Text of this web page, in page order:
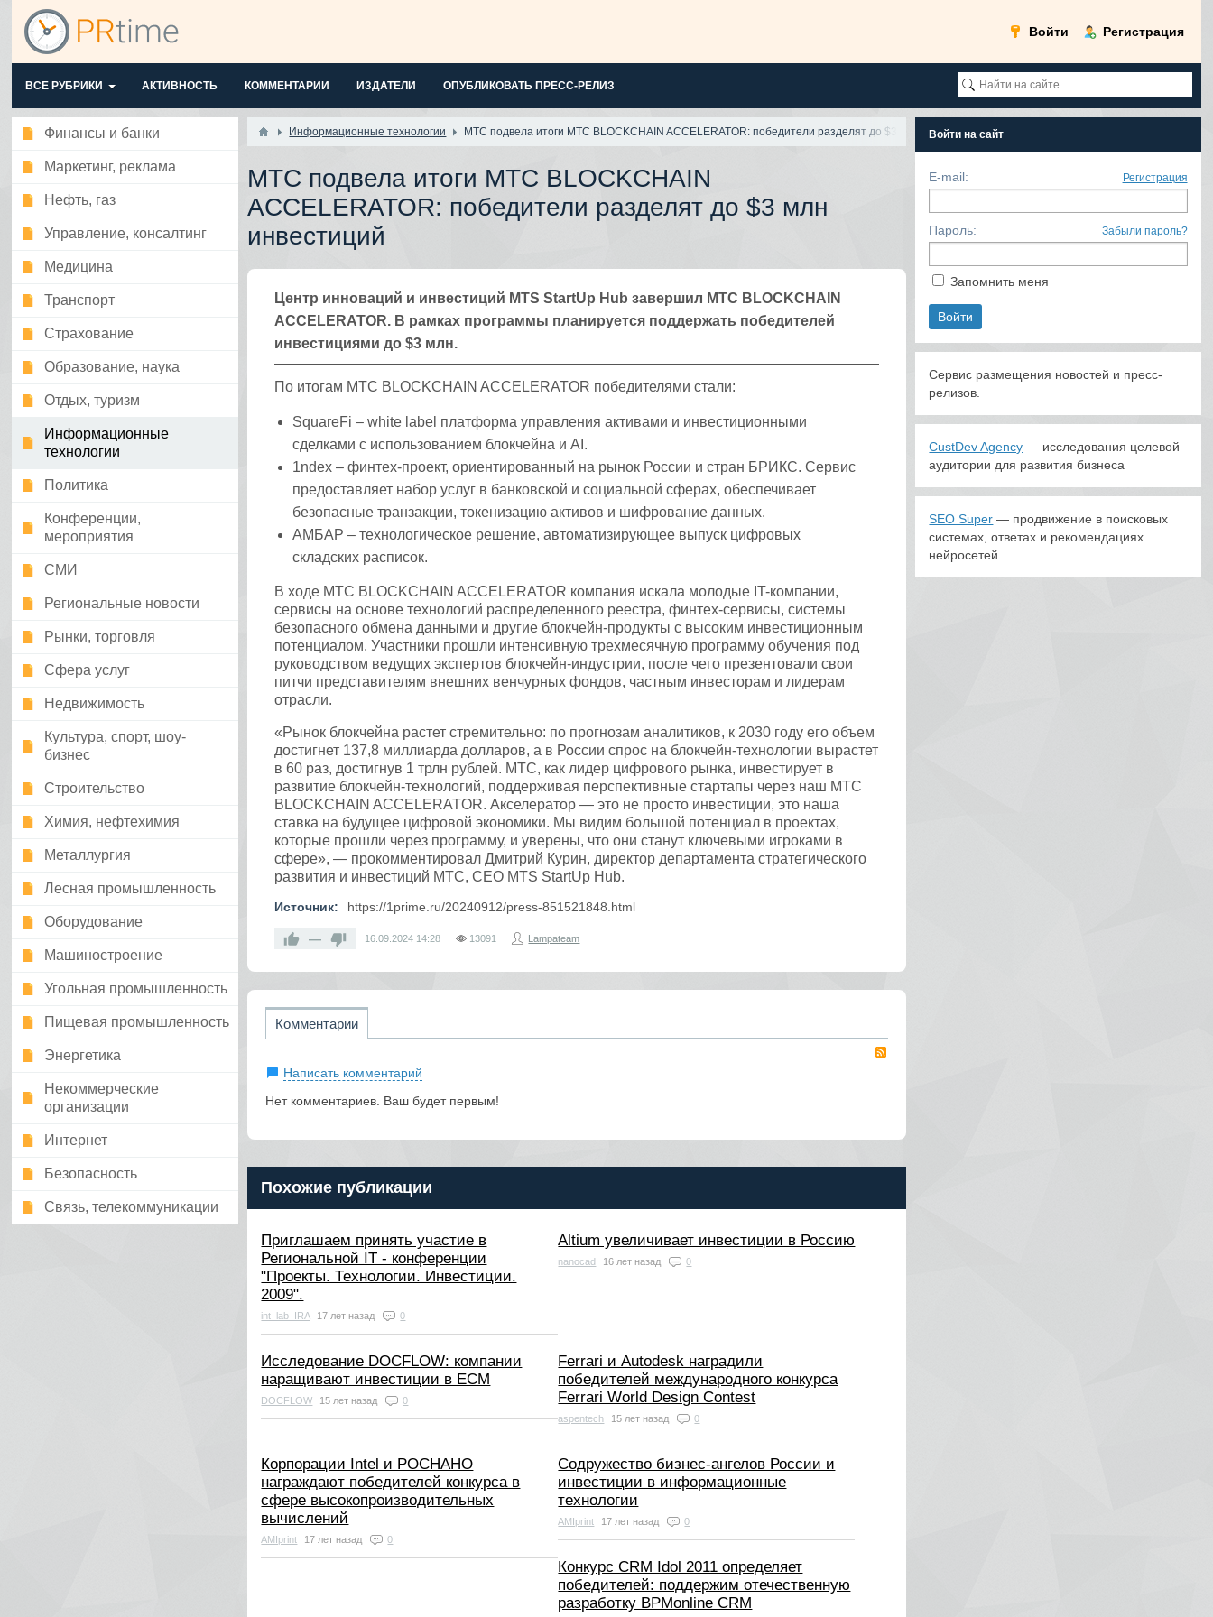
Войти Регистрация
ВСЕ РУБРИКИ АКТИВНОСТЬ КОММЕНТАРИИ ИЗДАТЕЛИ ОПУБЛИКОВАТЬ ПРЕСС-РЕЛИЗ
Финансы и банки
Маркетинг, реклама
Нефть, газ
Управление, консалтинг
Медицина
Транспорт
Страхование
Образование, наука
Отдых, туризм
Информационные
технологии
Политика
Конференции,
мероприятия
СМИ
Региональные новости
Рынки, торговля
Сфера услуг
Недвижимость
Культура, спорт, шоу-
бизнес
Строительство
Химия, нефтехимия
Металлургия
Лесная промышленность
Оборудование
Машиностроение
Угольная промышленность
Пищевая промышленность
Энергетика
Некоммерческие
организации
Интернет
Безопасность
Связь, телекоммуникации
Информационные технологии МТС подвела итоги МТС BLOCKCHAIN ACCELERATOR: победители разделят до $3 млн инвестиций
МТС подвела итоги МТС BLOCKCHAIN
ACCELERATOR: победители разделят до $3 млн
инвестиций
Центр инноваций и инвестиций МTS StartUp Hub завершил МТС BLOCKCHAIN
ACCELERATOR. В рамках программы планируется поддержать победителей
инвестициями до $3 млн.
По итогам MTC BLOCKCHAIN ACCELERATOR победителями стали:
SquareFi – white label платформа управления активами и инвестиционными
сделками с использованием блокчейна и AI.
1ndex – финтех-проект, ориентированный на рынок России и стран БРИКС. Сервис
предоставляет набор услуг в банковской и социальной сферах, обеспечивает
безопасные транзакции, токенизацию активов и шифрование данных.
АМБАР – технологическое решение, автоматизирующее выпуск цифровых
складских расписок.
В ходе МТС BLOCKCHAIN ACCELERATOR компания искала молодые IT-компании,
сервисы на основе технологий распределенного реестра, финтех-сервисы, системы
безопасного обмена данными и другие блокчейн-продукты с высоким инвестиционным
потенциалом. Участники прошли интенсивную трехмесячную программу обучения под
руководством ведущих экспертов блокчейн-индустрии, после чего презентовали свои
питчи представителям внешних венчурных фондов, частным инвесторам и лидерам
отрасли.
«Рынок блокчейна растет стремительно: по прогнозам аналитиков, к 2030 году его объем
достигнет 137,8 миллиарда долларов, а в России спрос на блокчейн-технологии вырастет
в 60 раз, достигнув 1 трлн рублей. МТС, как лидер цифрового рынка, инвестирует в
развитие блокчейн-технологий, поддерживая перспективные стартапы через наш МТС
BLOCKCHAIN ACCELERATOR. Акселератор — это не просто инвестиции, это наша
ставка на будущее цифровой экономики. Мы видим большой потенциал в проектах,
которые прошли через программу, и уверены, что они станут ключевыми игроками в
сфере», — прокомментировал Дмитрий Курин, директор департамента стратегического
развития и инвестиций МТС, CEO MTS StartUp Hub.
Источник: https://1prime.ru/20240912/press-851521848.html
— 16.09.2024 14:28 13091 Lampateam
Комментарии
Написать комментарий
Нет комментариев. Ваш будет первым!
Похожие публикации
Приглашаем принять участие в
Региональной IT - конференции
"Проекты. Технологии. Инвестиции.
2009".
int_lab_IRA 17 лет назад 0
Altium увеличивает инвестиции в Россию
nanocad 16 лет назад 0
Исследование DOCFLOW: компании
наращивают инвестиции в ECM
DOCFLOW 15 лет назад 0
Ferrari и Autodesk наградили
победителей международного конкурса
Ferrari World Design Contest
aspentech 15 лет назад 0
Корпорации Intel и РОСНАНО
награждают победителей конкурса в
сфере высокопроизводительных
вычислений
AMIprint 17 лет назад 0
Содружество бизнес-ангелов России и
инвестиции в информационные
технологии
AMIprint 17 лет назад 0
Конкурс CRM Idol 2011 определяет
победителей: поддержим отечественную
разработку BPMonline CRM
Войти на сайт
E-mail: Регистрация
Пароль: Забыли пароль?
Запомнить меня
Сервис размещения новостей и пресс-
релизов.
CustDev Agency — исследования целевой
аудитории для развития бизнеса
SEO Super — продвижение в поисковых
системах, ответах и рекомендациях
нейросетей.